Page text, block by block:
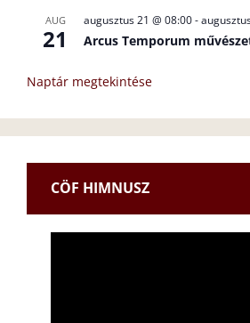
AUG
21
augusztus 21 @ 08:00-
Arcus Temporum
Naptár megtekintése
CÖF HIMNUSZ